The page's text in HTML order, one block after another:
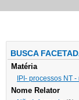
BUSCA
Matéria
IPI- processos NT
Nome Relator